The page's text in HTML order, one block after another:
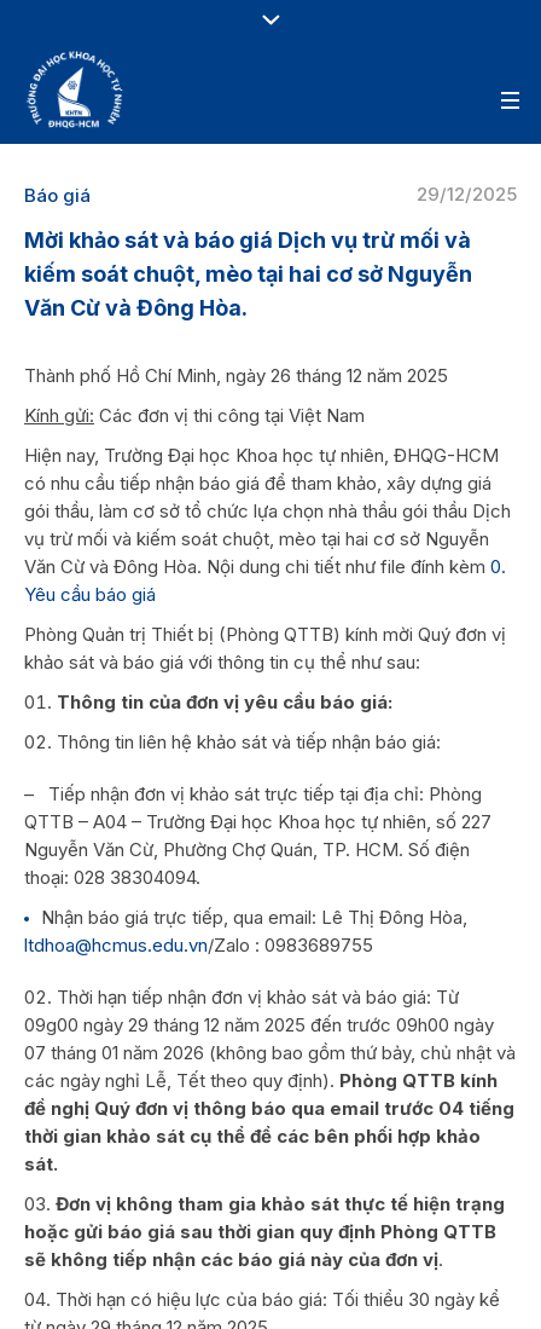
29/12/2025
Báo giá
Mời khảo sát và báo giá Dịch vụ trừ mối và
kiếm soát chuột, mèo tại hai cơ sở Nguyễn
Văn Cừ và Đông Hòa.
Thành phố Hồ Chí Minh, ngày 26 tháng 12 năm 2025
Kính gửi: Các đơn vị thi công tại Việt Nam
Hiện nay, Trường Đại học Khoa học tự nhiên, ĐHQG-HCM
có nhu cầu tiếp nhận báo giá để tham khảo, xây dựng giá
gói thầu, làm cơ sở tổ chức lựa chọn nhà thầu gói thầu Dịch
vụ trừ mối và kiếm soát chuột, mèo tại hai cơ sở Nguyễn
Văn Cừ và Đông Hòa. Nội dung chi tiết như file đính kèm 0.
Yêu cầu báo giá
Phòng Quản trị Thiết bị (Phòng QTTB) kính mời Quý đơn vị
khảo sát và báo giá với thông tin cụ thể như sau:
Thông tin của đơn vị yêu cầu báo giá:
Thông tin liên hệ khảo sát và tiếp nhận báo giá:
– Tiếp nhận đơn vị khảo sát trực tiếp tại địa chỉ: Phòng
QTTB – A04 – Trường Đại học Khoa học tự nhiên, số 227
Nguyễn Văn Cừ, Phường Chợ Quán, TP. HCM. Số điện
thoại: 028 38304094.
Nhận báo giá trực tiếp, qua email: Lê Thị Đông Hòa,
ltdhoa@hcmus.edu.vn/Zalo : 0983689755
Thời hạn tiếp nhận đơn vị khảo sát và báo giá: Từ
09g00 ngày 29 tháng 12 năm 2025 đến trước 09h00 ngày
07 tháng 01 năm 2026 (không bao gồm thứ bảy, chủ nhật và
các ngày nghỉ Lễ, Tết theo quy định). Phòng QTTB kính
đề nghị Quý đơn vị thông báo qua email trước 04 tiếng
thời gian khảo sát cụ thể để các bên phối hợp khảo
sát.
Đơn vị không tham gia khảo sát thực tế hiện trạng
hoặc gửi báo giá sau thời gian quy định Phòng QTTB
sẽ không tiếp nhận các báo giá này của đơn vị.
Thời hạn có hiệu lực của báo giá: Tối thiểu 30 ngày kể